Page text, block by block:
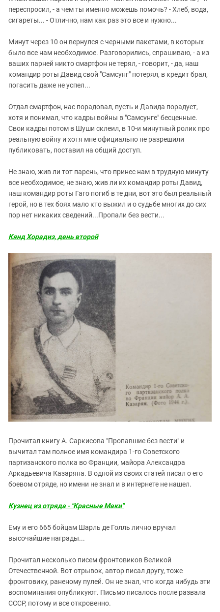
переспросил, - а чем ты именно можешь помочь? - Хлеб, вода,
сигареты... - Отлично, нам как раз это все и нужно...
Минут через 10 он вернулся с черными пакетами, в которых
было все нам необходимое. Разговорились, спрашиваю, - а из
ваших парней никто смартфон не терял, - говорит, - да, наш
командир роты Давид свой "Самсунг" потерял, в кредит брал,
погасить даже не успел...
Отдал смартфон, нас порадовал, пусть и Давида порадует,
хотя и понимал, что кадры войны в "Самсунге" бесценные.
Свои кадры потом в Шуши склеил, в 10-и минутный ролик про
реальную войну и хотя мне официально не разрешили
публиковать, поставил на общий доступ.
Не знаю, жив ли тот парень, что принес нам в трудную минуту
все необходимое, не знаю, жив ли их командир роты Давид,
наш командир роты Гаго погиб в те дни, вот это был реальный
герой, но в тех боях мало кто выжил и о судьбе многих до сих
пор нет никаких сведений...Пропали без вести...
Кянд Хорадиз, день второй
Прочитал книгу А. Саркисова "Пропавшие без вести" и
вычитал там полное имя командира 1-го Советского
партизанского полка во Франции, майора Александра
Аркадьевича Казаряна. В одной из своих статей писал о его
боевом отряде, но имени не знал и в интернете не нашел.
Кузнец из отряда - "Красные Маки"
Ему и его 665 бойцам Шарль де Голль лично вручал
высочайшие награды...
Прочитал несколько писем фронтовиков Великой
Отечественной. Вот отрывок, автор писал другу, тоже
фронтовику, раненому пулей. Он не знал, что когда нибудь эти
воспоминания опубликуют. Письмо писалось после развала
СССР, потому и все откровенно.